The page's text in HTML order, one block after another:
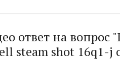
ответ на вопрос
steam shot 16q1-j